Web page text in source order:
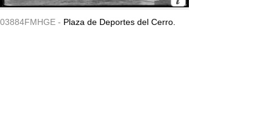
03884FMHGE - Plaza de Deportes del Cerro.